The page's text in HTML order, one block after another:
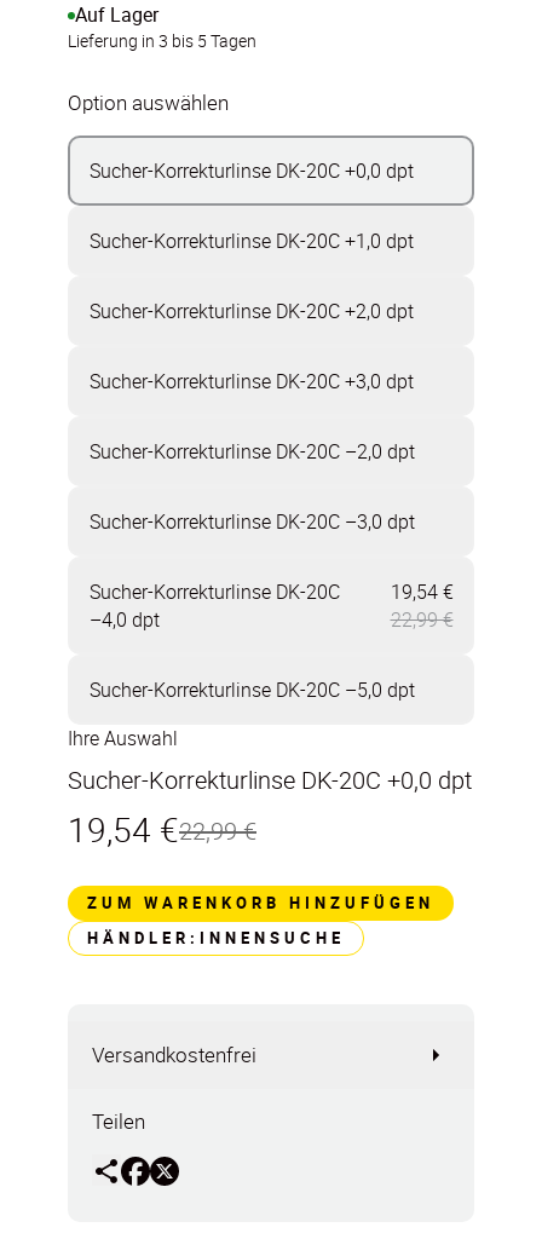
Auf Lager
Lieferung in 3 bis 5 Tagen
Option auswählen
Sucher-Korrekturlinse DK-20C +0,0 dpt
Sucher-Korrekturlinse DK-20C +1,0 dpt
Sucher-Korrekturlinse DK-20C +2,0 dpt
Sucher-Korrekturlinse DK-20C +3,0 dpt
Sucher-Korrekturlinse DK-20C –2,0 dpt
Sucher-Korrekturlinse DK-20C –3,0 dpt
Sucher-Korrekturlinse DK-20C
–4,0 dpt
Jetzt
19,54 €
22,99 €
Sucher-Korrekturlinse DK-20C –5,0 dpt
Ihre Auswahl
Sucher-Korrekturlinse DK-20C +0,0 dpt
19,54 €22,99 €
ZUM WARENKORB HINZUFÜGEN
HÄNDLER:INNENSUCHE
Versandkostenfrei
Teilen